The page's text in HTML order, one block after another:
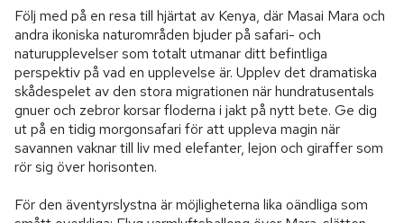
Följ med på en resa till hjärtat av Kenya, där Masai Mara och
andra ikoniska naturområden bjuder på safari- och
naturupplevelser som totalt utmanar ditt befintliga
perspektiv på vad en upplevelse är. Upplev det dramatiska
skådespelet av den stora migrationen när hundratusentals
gnuer och zebror korsar floderna i jakt på nytt bete. Ge dig
ut på en tidig morgonsafari för att uppleva magin när
savannen vaknar till liv med elefanter, lejon och giraffer som
rör sig över horisonten.
För den äventyrslystna är möjligheterna lika oändliga som